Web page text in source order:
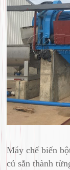
Máy chế biến
củ sắn thành